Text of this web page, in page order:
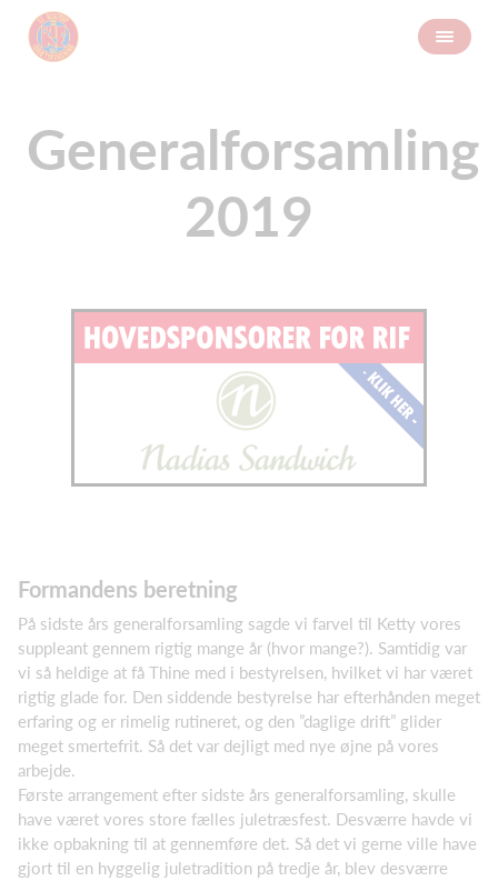
Generalforsamling
2019
Formandens beretning
På sidste års generalforsamling sagde vi farvel til Ketty vores
suppleant gennem rigtig mange år (hvor mange?). Samtidig var
vi så heldige at få Thine med i bestyrelsen, hvilket vi har været
rigtig glade for. Den siddende bestyrelse har efterhånden meget
erfaring og er rimelig rutineret, og den ”daglige drift” glider
meget smertefrit. Så det var dejligt med nye øjne på vores
arbejde.
Første arrangement efter sidste års generalforsamling, skulle
have været vores store fælles juletræsfest. Desværre havde vi
ikke opbakning til at gennemføre det. Så det vi gerne ville have
gjort til en hyggelig juletradition på tredje år, blev desværre